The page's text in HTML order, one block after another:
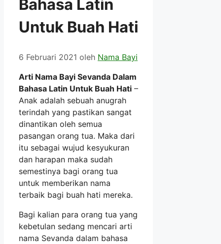
Bahasa Latin
Untuk Buah Hati
6 Februari 2021 oleh Nama Bayi
Arti Nama Bayi Sevanda Dalam
Bahasa Latin Untuk Buah Hati –
Anak adalah sebuah anugrah
terindah yang pastikan sangat
dinantikan oleh semua
pasangan orang tua. Maka dari
itu sebagai wujud kesyukuran
dan harapan maka sudah
semestinya bagi orang tua
untuk memberikan nama
terbaik bagi buah hati mereka.
Bagi kalian para orang tua yang
kebetulan sedang mencari arti
nama Sevanda dalam bahasa